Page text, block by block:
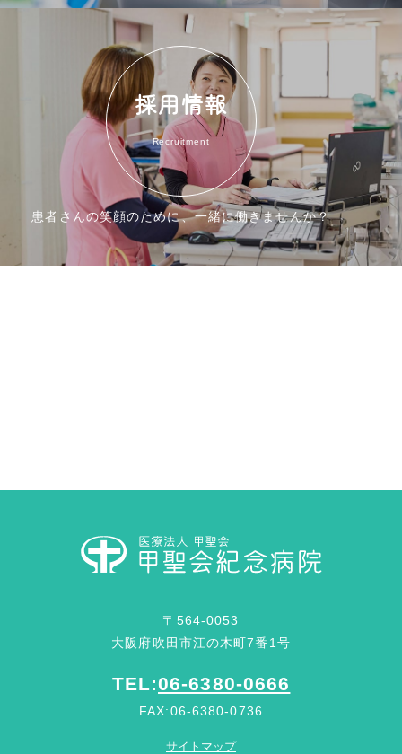
採用情報
Recruitment
患者さんの笑顔のために、一緒に働きませんか？
〒564-0053
大阪府吹田市江の木町7番1号
TEL:06-6380-0666
FAX:06-6380-0736
サイトマップ